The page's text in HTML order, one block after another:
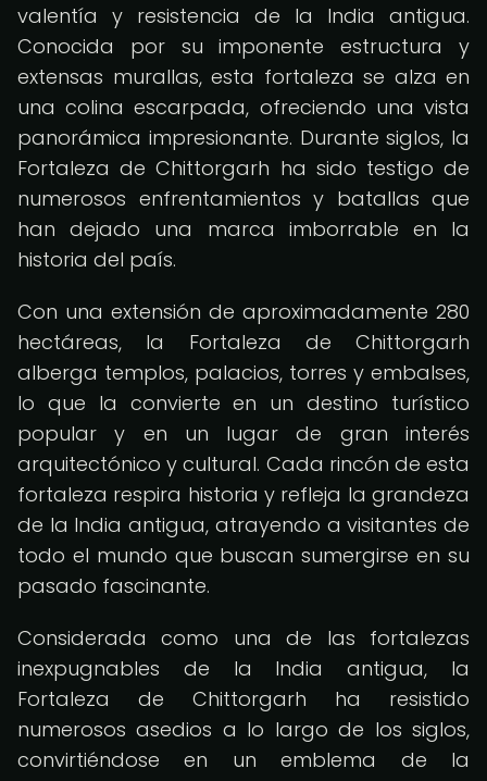
valentía y resistencia de la India antigua.
Conocida por su imponente estructura y
extensas murallas, esta fortaleza se alza en
una colina escarpada, ofreciendo una vista
panorámica impresionante. Durante siglos, la
Fortaleza de Chittorgarh ha sido testigo de
numerosos enfrentamientos y batallas que
han dejado una marca imborrable en la
historia del país.
Con una extensión de aproximadamente 280
hectáreas, la Fortaleza de Chittorgarh
alberga templos, palacios, torres y embalses,
lo que la convierte en un destino turístico
popular y en un lugar de gran interés
arquitectónico y cultural. Cada rincón de esta
fortaleza respira historia y refleja la grandeza
de la India antigua, atrayendo a visitantes de
todo el mundo que buscan sumergirse en su
pasado fascinante.
Considerada como una de las fortalezas
inexpugnables de la India antigua, la
Fortaleza de Chittorgarh ha resistido
numerosos asedios a lo largo de los siglos,
convirtiéndose en un emblema de la